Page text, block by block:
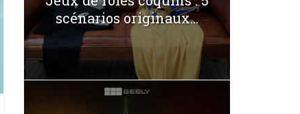
scénarios originaux...